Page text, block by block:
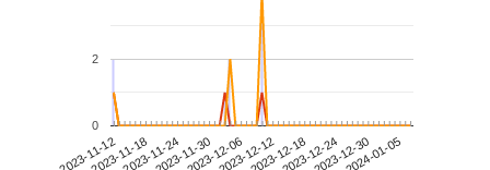
2023-11-122023-11-182023-11-242023-11-302023-12-062023-12-122023-12-182023-12-242023-12-302024-01-05
0
2